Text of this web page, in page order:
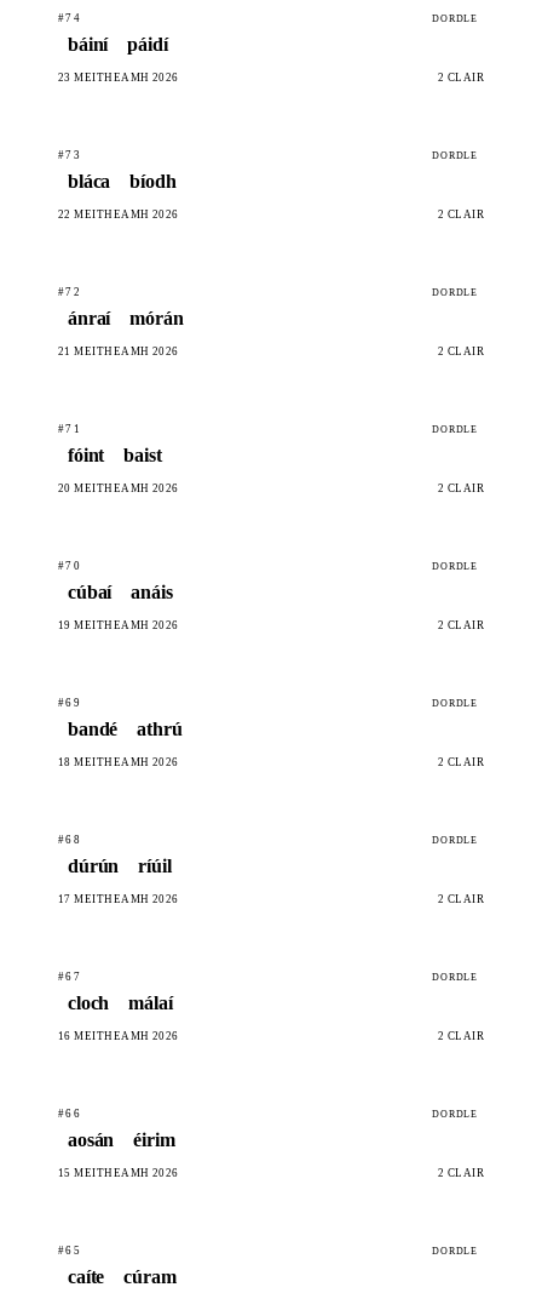
#74 DORDLE
báiní páidí
23 MEITHEAMH 2026 2 CLÁIR
#73 DORDLE
bláca bíodh
22 MEITHEAMH 2026 2 CLÁIR
#72 DORDLE
ánraí mórán
21 MEITHEAMH 2026 2 CLÁIR
#71 DORDLE
fóint baist
20 MEITHEAMH 2026 2 CLÁIR
#70 DORDLE
cúbaí anáis
19 MEITHEAMH 2026 2 CLÁIR
#69 DORDLE
bandé athrú
18 MEITHEAMH 2026 2 CLÁIR
#68 DORDLE
dúrún ríúil
17 MEITHEAMH 2026 2 CLÁIR
#67 DORDLE
cloch málaí
16 MEITHEAMH 2026 2 CLÁIR
#66 DORDLE
aosán éirim
15 MEITHEAMH 2026 2 CLÁIR
#65 DORDLE
caíte cúram